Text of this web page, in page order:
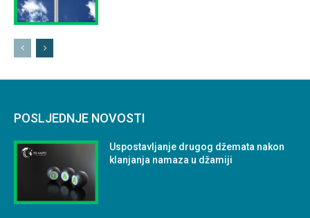
POSLJEDNJE NOVOSTI
Uspostavljanje drugog džemata nakon
klanjanja namaza u džamiji